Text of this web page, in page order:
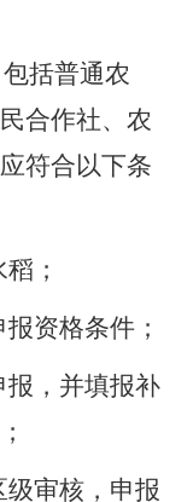
括普通农
合作社、农
符合以下条
；
报资格条件；
报，并填报补
级审核，申报